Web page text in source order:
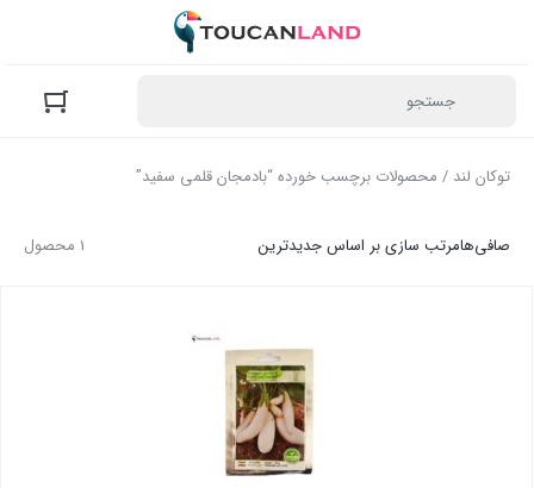
توکان لند / محصولات برچسب خورده “بادمجان قلمی سفید”
1 محصول صافی‌هامرتب سازی بر اساس جدیدترین